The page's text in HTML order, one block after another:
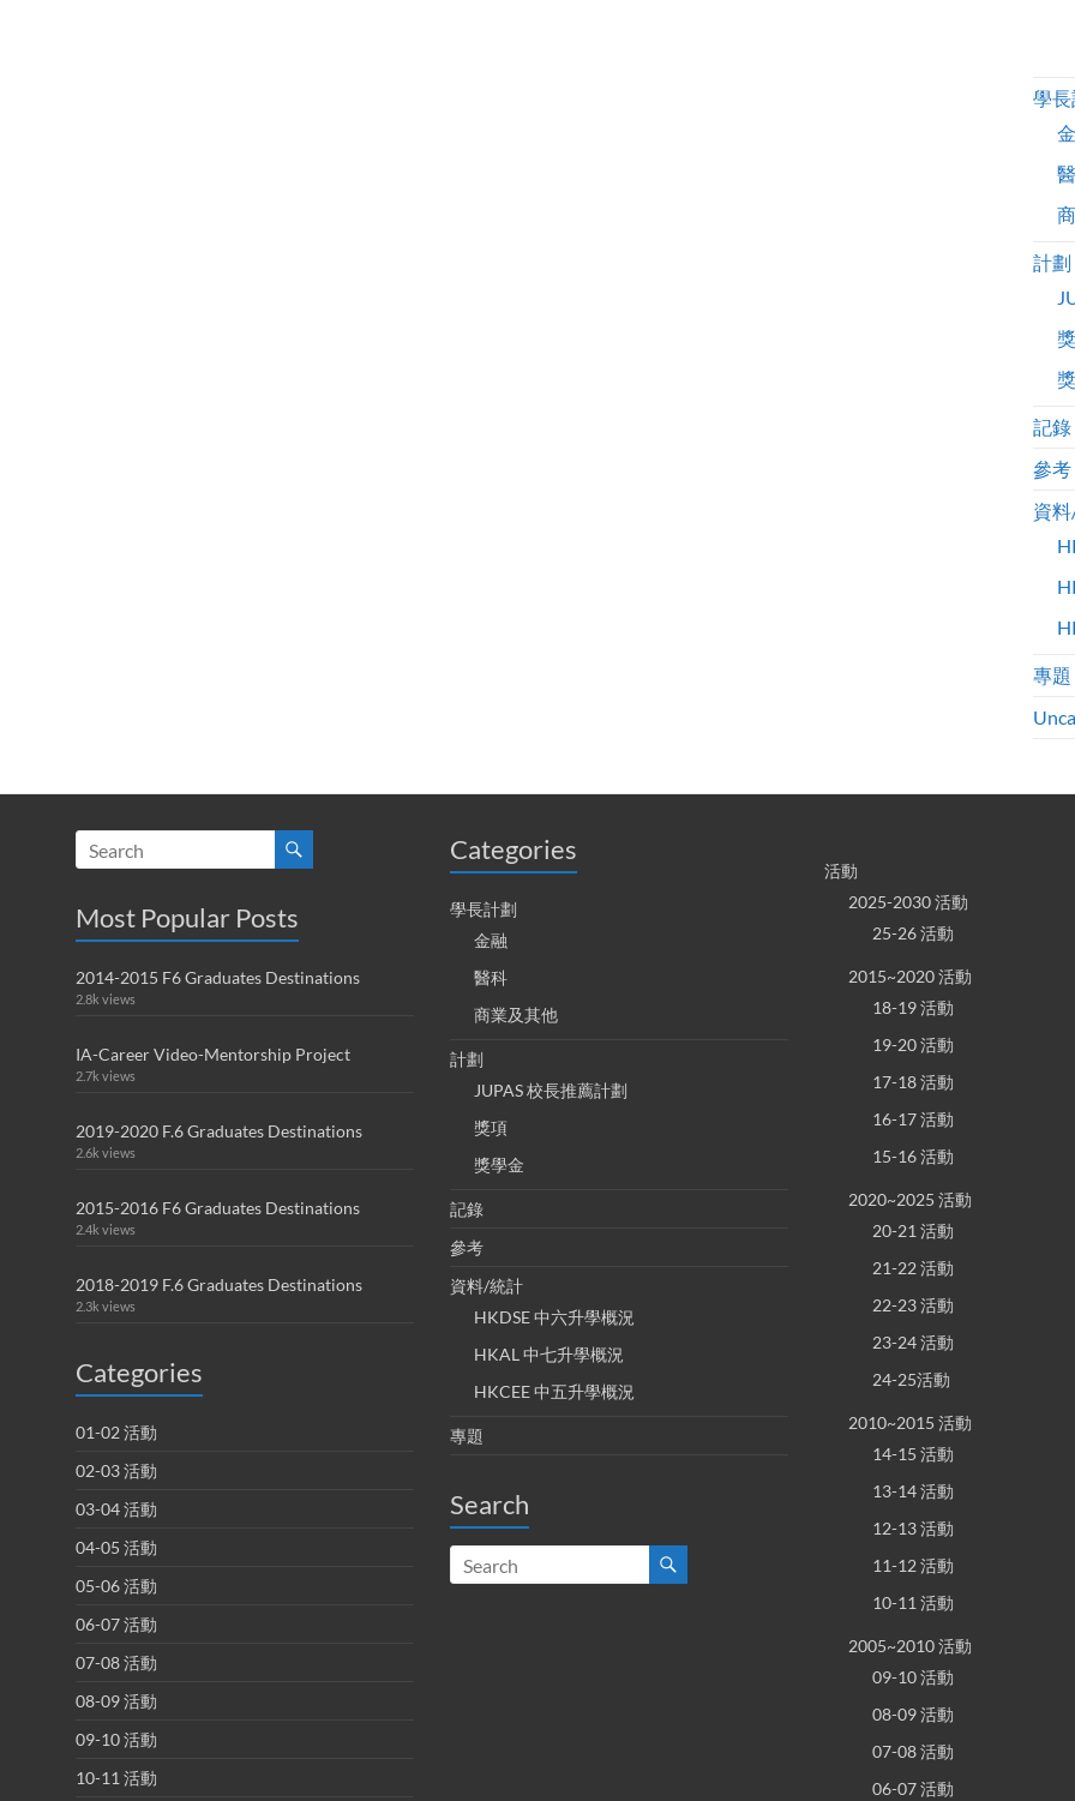
學
計劃
記錄
參考
資
專題
Most Popular Posts
2014-2015 F6 Graduates Destinations
2.8k views
IA-Career Video-Mentorship Project
2.7k views
2019-2020 F.6 Graduates Destinations
2.6k views
2015-2016 F6 Graduates Destinations
2.4k views
2018-2019 F.6 Graduates Destinations
2.3k views
Categories
01-02 活動
02-03 活動
03-04 活動
04-05 活動
05-06 活動
06-07 活動
07-08 活動
08-09 活動
09-10 活動
10-11 活動
Categories
學長計劃
金融
醫科
商業及其他
計劃
JUPAS 校長推薦計劃
獎項
獎學金
記錄
參考
資料/統計
HKDSE 中六升學概況
HKAL 中七升學概況
HKCEE 中五升學概況
專題
Search
活動
2025-2030 活動
25-26 活動
2015~2020 活動
18-19 活動
19-20 活動
17-18 活動
16-17 活動
15-16 活動
2020~2025 活動
20-21 活動
21-22 活動
22-23 活動
23-24 活動
24-25活動
2010~2015 活動
14-15 活動
13-14 活動
12-13 活動
11-12 活動
10-11 活動
2005~2010 活動
09-10 活動
08-09 活動
07-08 活動
06-07 活動